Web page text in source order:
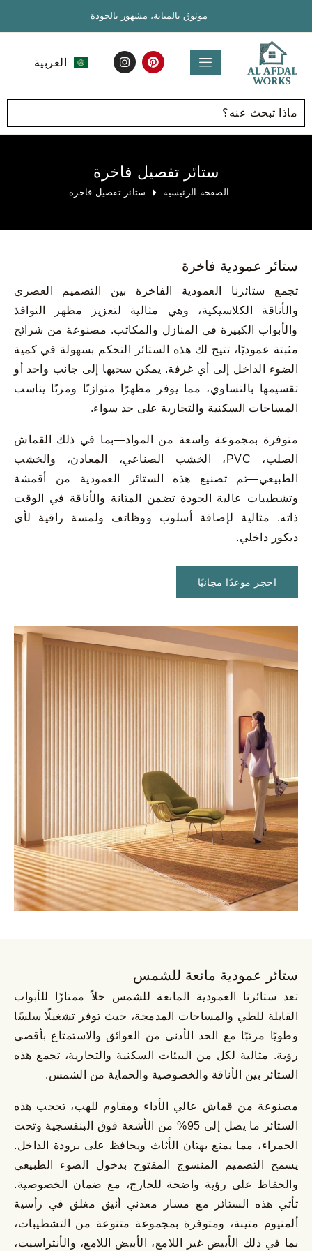
موثوق بالمتانة، مشهور بالجودة
العربية
English
ستائر تفصيل فاخرة
الصفحة الرئيسية ستائر تفصيل فاخرة
ستائر عمودية فاخرة
تجمع ستائرنا العمودية الفاخرة بين التصميم العصري
والأناقة الكلاسيكية، وهي مثالية لتعزيز مظهر النوافذ
والأبواب الكبيرة في المنازل والمكاتب. مصنوعة من شرائح
مثبتة عموديًا، تتيح لك هذه الستائر التحكم بسهولة في كمية
الضوء الداخل إلى أي غرفة. يمكن سحبها إلى جانب واحد أو
تقسيمها بالتساوي، مما يوفر مظهرًا متوازنًا ومرنًا يناسب
المساحات السكنية والتجارية على حد سواء.
متوفرة بمجموعة واسعة من المواد—بما في ذلك القماش
الصلب، PVC، الخشب الصناعي، المعادن، والخشب
الطبيعي—تم تصنيع هذه الستائر العمودية من أقمشة
وتشطيبات عالية الجودة تضمن المتانة والأناقة في الوقت
ذاته. مثالية لإضافة أسلوب ووظائف ولمسة راقية لأي
ديكور داخلي.
احجز موعدًا مجانيًا
ستائر عمودية مانعة للشمس
تعد ستائرنا العمودية المانعة للشمس حلاً ممتازًا للأبواب
القابلة للطي والمساحات المدمجة، حيث توفر تشغيلًا سلسًا
وطويًا مرتبًا مع الحد الأدنى من العوائق والاستمتاع بأقصى
رؤية. مثالية لكل من البيئات السكنية والتجارية، تجمع هذه
الستائر بين الأناقة والخصوصية والحماية من الشمس.
مصنوعة من قماش عالي الأداء ومقاوم للهب، تحجب هذه
الستائر ما يصل إلى 95% من الأشعة فوق البنفسجية وتحت
الحمراء، مما يمنع بهتان الأثاث ويحافظ على برودة الداخل.
يسمح التصميم المنسوج المفتوح بدخول الضوء الطبيعي
والحفاظ على رؤية واضحة للخارج، مع ضمان الخصوصية.
تأتي هذه الستائر مع مسار معدني أنيق مغلق في رأسية
ألمنيوم متينة، ومتوفرة بمجموعة متنوعة من التشطيبات،
بما في ذلك الأبيض غير اللامع، الأبيض اللامع، والأنثراسيت،